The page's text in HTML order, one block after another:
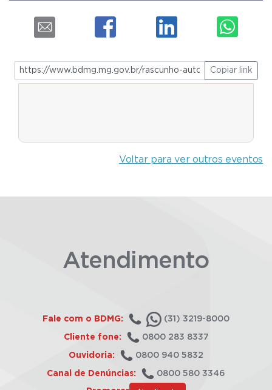
Copiar link
Voltar para ver outros eventos
Atendimento
Fale com o BDMG: (31) 3219-8000
Cliente fone: 0800 283 8337
Ouvidoria: 0800 940 5832
Canal de Denúncias: 0800 580 3346